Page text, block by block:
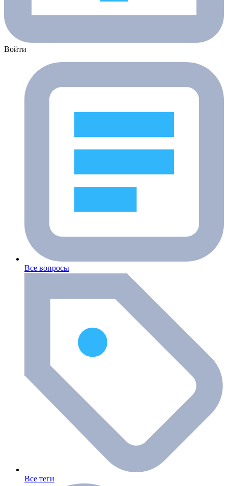
Войти
Все вопросы
Все теги